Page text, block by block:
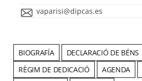
vaparisi@dipcas.es
BIOGRAFÍA DECLARACIÓ DE BÉNS
RÈGIM DE DEDICACIÓ
AGENDA